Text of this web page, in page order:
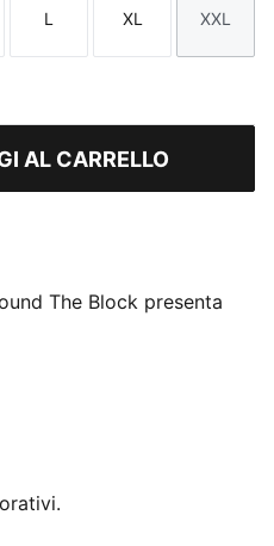
Taglia
L
Taglia
XL
Taglia
XXL
AL CARRELLO
The Block presenta
, il cappuccio
e l'orlo a coste. Perfetta
nell'uso
riciclato